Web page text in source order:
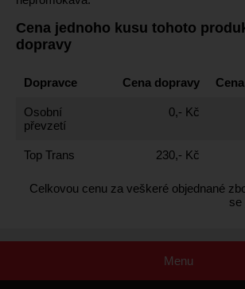
Cena jednoho kusu tohoto
dopravy
Dopravce Cena dopravy
Osobní
převzetí
0,- Kč
Top Trans 230,- Kč
Celkovou cenu za veškeré objednané
se
Menu